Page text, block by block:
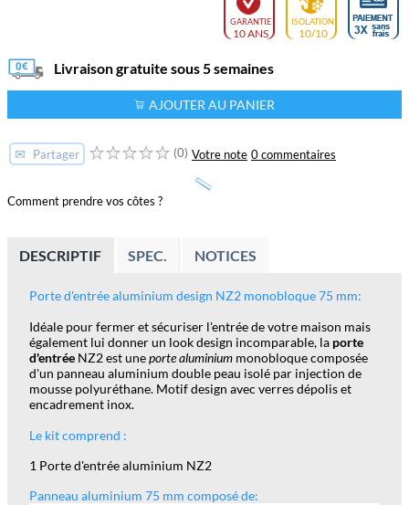
GARANTIE
10 ANS
ISOLATION
10/10
Livraison gratuite sous 5 semaines
AJOUTER AU PANIER
✉ Partager (0) Votre note 0 commentaires
Comment prendre vos côtes ?
DESCRIPTIF SPEC. NOTICES
Porte d'entrée aluminium design NZ2 monobloque 75 mm:
Idéale pour fermer et sécuriser l'entrée de votre maison mais
également lui donner un look design incomparable, la porte
d'entrée NZ2 est uneporte aluminium monobloque composée
d'un panneau aluminium double peau isolé par injection de
mousse polyuréthane. Motif design avec verres dépolis et
encadrement inox.
Le kit comprend :
1 Porte d'entrée aluminium NZ2
Panneau aluminium 75 mm composé de: